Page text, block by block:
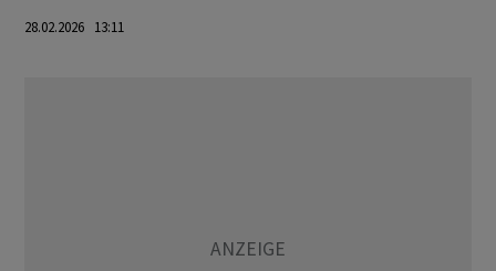
28.02.2026 13:11